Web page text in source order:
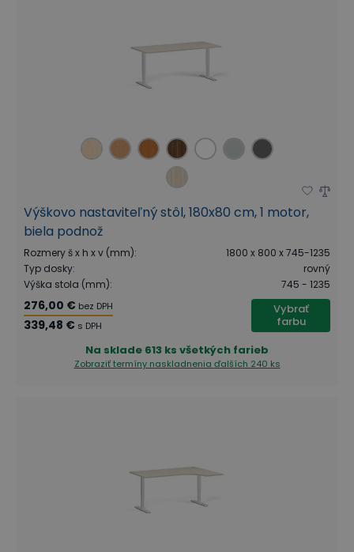
Výškovo nastaviteľný stôl, 180x80 cm, 1 motor,
biela podnož
Rozmery š x h x v (mm):
1800 x 800 x 745-1235
Typ dosky:
rovný
Výška stola (mm): 745 - 1235
276,00 € bez DPH
339,48 € s DPH
Vybrať
farbu
Na sklade 613 ks všetkých farieb
Zobraziť termíny naskladnenia ďalších 240 ks